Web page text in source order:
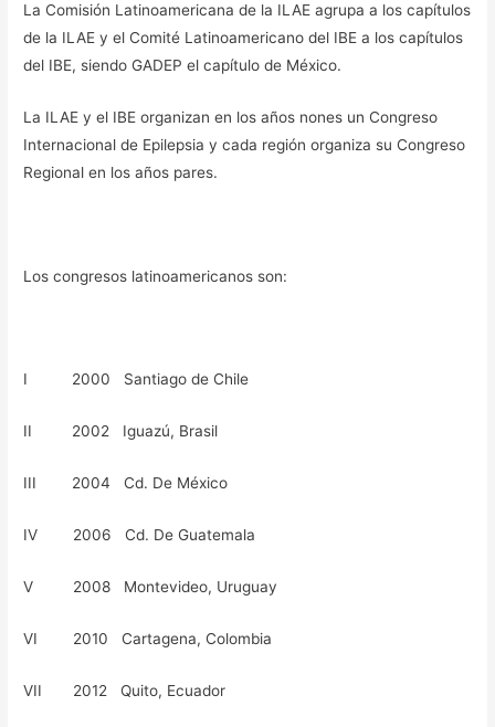
La Comisión Latinoamericana de la ILAE agrupa a los capítulos
de la ILAE y el Comité Latinoamericano del IBE a los capítulos
del IBE, siendo GADEP el capítulo de México.
La ILAE y el IBE organizan en los años nones un Congreso
Internacional de Epilepsia y cada región organiza su Congreso
Regional en los años pares.
Los congresos latinoamericanos son:
I 2000 Santiago de Chile
II 2002 Iguazú, Brasil
III 2004 Cd. De México
IV 2006 Cd. De Guatemala
V 2008 Montevideo, Uruguay
VI 2010 Cartagena, Colombia
VII 2012 Quito, Ecuador